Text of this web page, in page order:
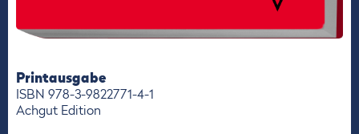
Printausgabe
ISBN 978-3-9822771-4-1
Achgut Edition